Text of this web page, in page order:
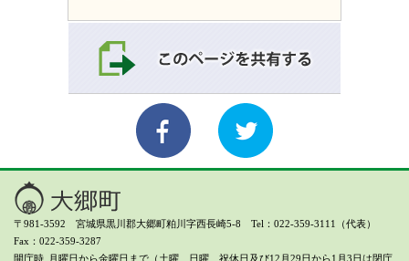
〒981-3592 宮城県黒川郡大郷町粕川字西長崎5-8 Tel：022-359-3111（代表）
Fax：022-359-3287
開庁時 月曜日から金曜日まで（土曜、日曜、祝休日及び12月29日から1月3日は閉庁